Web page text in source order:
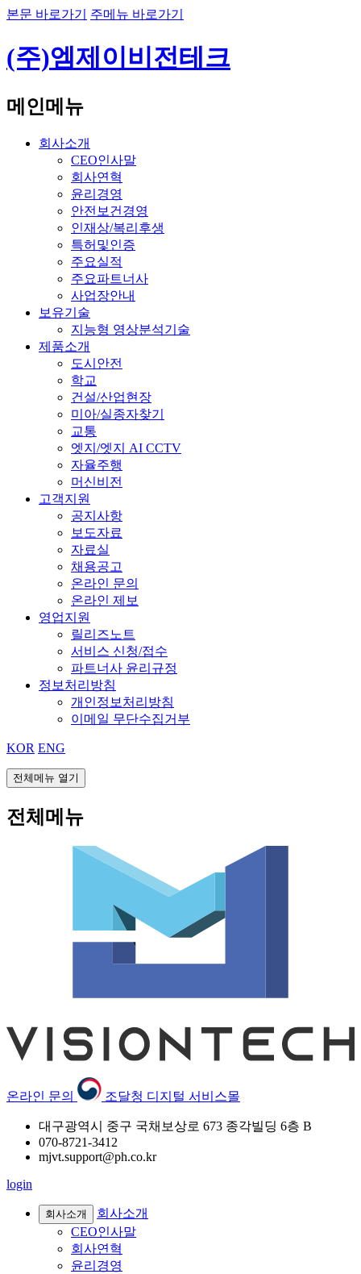
본문 바로가기 주메뉴 바로가기
(주)엠제이비전테크
메인메뉴
회사소개
CEO인사말
회사연혁
윤리경영
안전보건경영
인재상/복리후생
특허및인증
주요실적
주요파트너사
사업장안내
보유기술
지능형 영상분석기술
제품소개
도시안전
학교
건설/산업현장
미아/실종자찾기
교통
엣지/엣지 AI CCTV
자율주행
머신비전
고객지원
공지사항
보도자료
자료실
채용공고
온라인 문의
온라인 제보
영업지원
릴리즈노트
서비스 신청/접수
파트너사 윤리규정
정보처리방침
개인정보처리방침
이메일 무단수집거부
KOR ENG
전체메뉴 열기
전체메뉴
온라인 문의 조달청 디지털 서비스몰
대구광역시 중구 국채보상로 673 종각빌딩 6층 B
070-8721-3412
mjvt.support@ph.co.kr
login
회사소개
회사소개
CEO인사말
회사연혁
윤리경영